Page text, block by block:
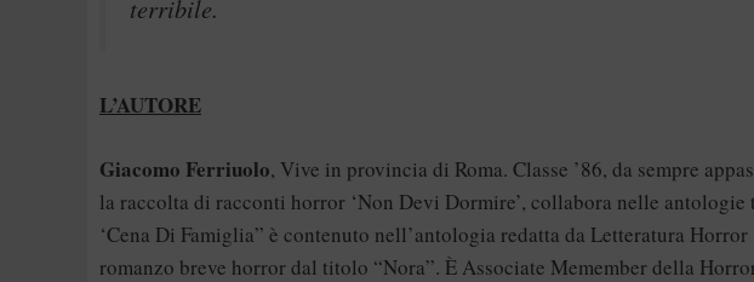
terribile.
L’AUTORE
Giacomo Ferriuolo, Vive in provincia di Roma. Classe ’86, da sempre
la raccolta di racconti horror ‘Non Devi Dormire’, collabora nelle
‘Cena Di Famiglia” è contenuto nell’antologia redatta da Letteratura
romanzo breve horror dal titolo “Nora”. È Associate Memember della